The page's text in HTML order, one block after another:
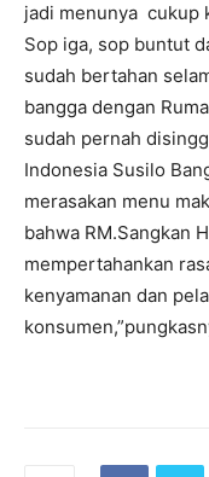
jadi menunya cukup
Sop iga, sop buntut
sudah bertahan
bangga dengan
sudah pernah
Indonesia Susilo
merasakan menu
bahwa RM.Sangkan
mempertahankan
kenyamanan dan